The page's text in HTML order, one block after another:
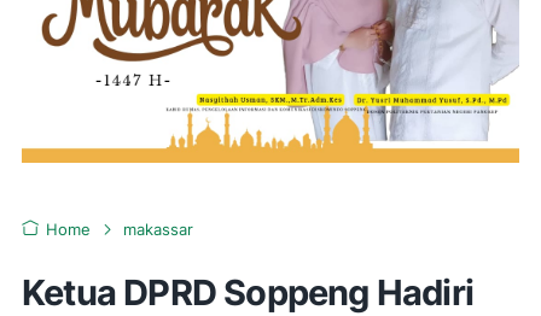
Home makassar
Ketua DPRD Soppeng Hadiri